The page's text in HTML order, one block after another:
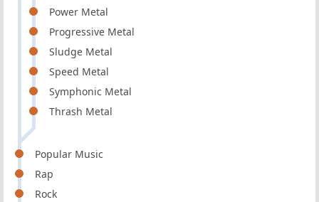
Power Metal
Progressive Metal
Sludge Metal
Speed Metal
Symphonic Metal
Thrash Metal
Popular Music
Rap
Rock